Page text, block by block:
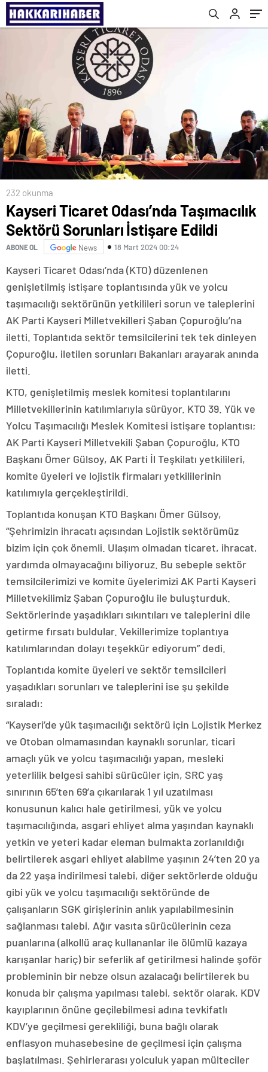
232 okunma
Kayseri Ticaret Odası’nda Taşımacılık
Sektörü Sorunları İstişare Edildi
ABONE OL News 18 Mart 2024 00:24
Kayseri Ticaret Odası’nda (KTO) düzenlenen
genişletilmiş istişare toplantısında yük ve yolcu
taşımacılığı sektörünün yetkilileri sorun ve taleplerini
AK Parti Kayseri Milletvekilleri Şaban Çopuroğlu’na
iletti. Toplantıda sektör temsilcilerini tek tek dinleyen
Çopuroğlu, iletilen sorunları Bakanları arayarak anında
iletti.
KTO, genişletilmiş meslek komitesi toplantılarını
Milletvekillerinin katılımlarıyla sürüyor. KTO 39. Yük ve
Yolcu Taşımacılığı Meslek Komitesi istişare toplantısı;
AK Parti Kayseri Milletvekili Şaban Çopuroğlu, KTO
Başkanı Ömer Gülsoy, AK Parti İl Teşkilatı yetkilileri,
komite üyeleri ve lojistik firmaları yetkililerinin
katılımıyla gerçekleştirildi.
Toplantıda konuşan KTO Başkanı Ömer Gülsoy,
“Şehrimizin ihracatı açısından Lojistik sektörümüz
bizim için çok önemli. Ulaşım olmadan ticaret, ihracat,
yardımda olmayacağını biliyoruz. Bu sebeple sektör
temsilcilerimizi ve komite üyelerimizi AK Parti Kayseri
Milletvekilimiz Şaban Çopuroğlu ile buluşturduk.
Sektörlerinde yaşadıkları sıkıntıları ve taleplerini dile
getirme fırsatı buldular. Vekillerimize toplantıya
katılımlarından dolayı teşekkür ediyorum” dedi.
Toplantıda komite üyeleri ve sektör temsilcileri
yaşadıkları sorunları ve taleplerini ise şu şekilde
sıraladı:
“Kayseri’de yük taşımacılığı sektörü için Lojistik Merkez
ve Otoban olmamasından kaynaklı sorunlar, ticari
amaçlı yük ve yolcu taşımacılığı yapan, mesleki
yeterlilik belgesi sahibi sürücüler için, SRC yaş
sınırının 65’ten 69’a çıkarılarak 1 yıl uzatılması
konusunun kalıcı hale getirilmesi, yük ve yolcu
taşımacılığında, asgari ehliyet alma yaşından kaynaklı
yetkin ve yeteri kadar eleman bulmakta zorlanıldığı
belirtilerek asgari ehliyet alabilme yaşının 24’ten 20 ya
da 22 yaşa indirilmesi talebi, diğer sektörlerde olduğu
gibi yük ve yolcu taşımacılığı sektöründe de
çalışanların SGK girişlerinin anlık yapılabilmesinin
sağlanması talebi, Ağır vasıta sürücülerinin ceza
puanlarına (alkollü araç kullananlar ile ölümlü kazaya
karışanlar hariç) bir seferlik af getirilmesi halinde şoför
probleminin bir nebze olsun azalacağı belirtilerek bu
konuda bir çalışma yapılması talebi, sektör olarak, KDV
kayıplarının önüne geçilebilmesi adına tevkifatlı
KDV’ye geçilmesi gerekliliği, buna bağlı olarak
enflasyon muhasebesine de geçilmesi için çalışma
başlatılması. Şehirlerarası yolculuk yapan mülteciler